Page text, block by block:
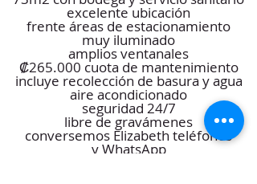
excelente ubicación
frente áreas de estacionamiento
muy iluminado
amplios ventanales
₡265.000 cuota de mantenimiento
incluye recolección de basura yagua
aire acondicionado
seguridad 24/7
libre de gravámenes
conversemos Elizabeth teléfonos
yWhatsApp